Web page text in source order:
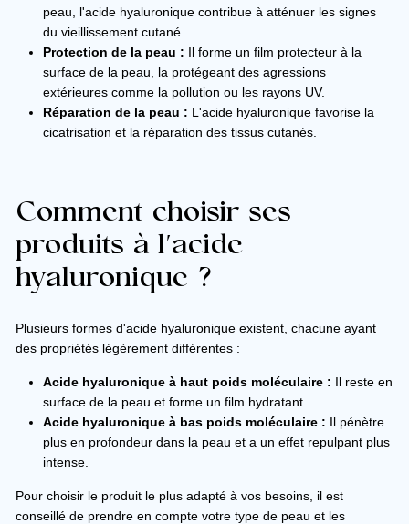
peau, l'acide hyaluronique contribue à atténuer les signes
du vieillissement cutané.
Protection de la peau : Il forme un film protecteur à la
surface de la peau, la protégeant des agressions
extérieures comme la pollution ou les rayons UV.
Réparation de la peau : L'acide hyaluronique favorise la
cicatrisation et la réparation des tissus cutanés.
Comment choisir ses
produits à l'acide
hyaluronique ?
Plusieurs formes d'acide hyaluronique existent, chacune ayant
des propriétés légèrement différentes :
Acide hyaluronique à haut poids moléculaire : Il reste en
surface de la peau et forme un film hydratant.
Acide hyaluronique à bas poids moléculaire : Il pénètre
plus en profondeur dans la peau et a un effet repulpant plus
intense.
Pour choisir le produit le plus adapté à vos besoins, il est
conseillé de prendre en compte votre type de peau et les